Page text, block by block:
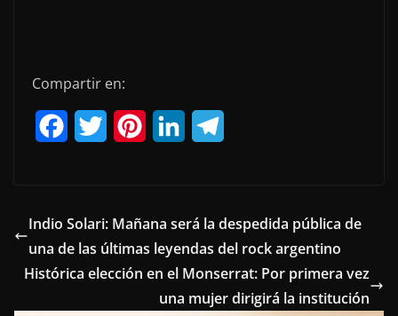
Compartir en:
e
b
o
t
t
e
t
e
r
k
e
d
e
g
r
Indio Solari: Mañana será la despedida pública de
una de las últimas leyendas del rock argentino
Histórica elección en el Monserrat: Por primera vez
una mujer dirigirá la institución